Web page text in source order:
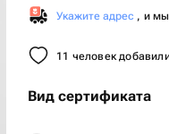
Укажите адрес , и мы
11 человек
Вид сертификата